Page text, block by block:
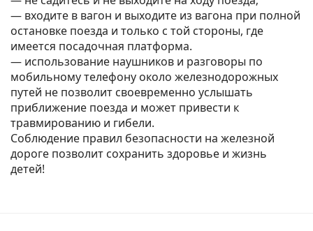
— входите в вагон и выходите из вагона при полной
остановке поезда и только с той стороны, где
имеется посадочная платформа.
— использование наушников и разговоры по
мобильному телефону около железнодорожных
путей не позволит своевременно услышать
приближение поезда и может привести к
травмированию и гибели.
Соблюдение правил безопасности на железной
дороге позволит сохранить здоровье и жизнь
детей!